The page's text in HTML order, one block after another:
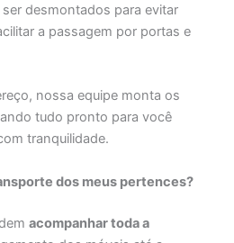
desmontados para evitar
a passagem por portas e
nossa equipe monta os
tudo pronto para você
tranquilidade.
dos meus pertences?
acompanhar toda a